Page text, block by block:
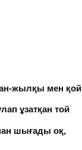
жылқы мен қой
ұзатқан той
шығады оқ,